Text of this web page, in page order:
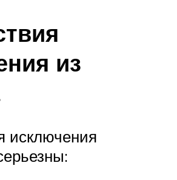
из
исключения